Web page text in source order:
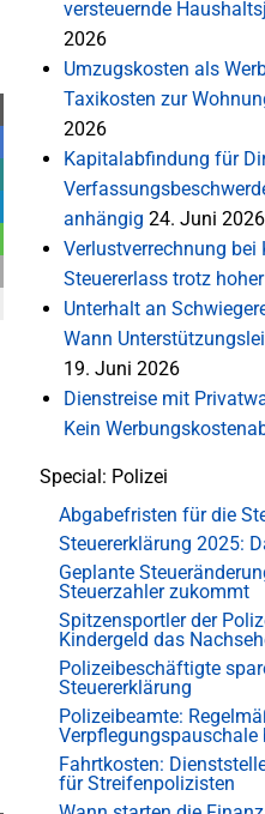
versteuernde
2026
Umzugskosten als
Taxikosten zur
2026
Kapitalabfindung für
anhängig 24. Juni 2026
Verlustverrechnung
Steuererlass trotz
Unterhalt an
Wann
19. Juni 2026
Dienstreise mit
Kein
Special: Polizei
Abgabefristen für die
Steuererklärung 2025:
Geplante
Steuerzahler zukommt
Spitzensportler der
Kindergeld das
Polizeibeschäftigte
Steuererklärung
Polizeibeamte:
Verpflegungspauschale
Fahrtkosten:
für Streifenpolizisten